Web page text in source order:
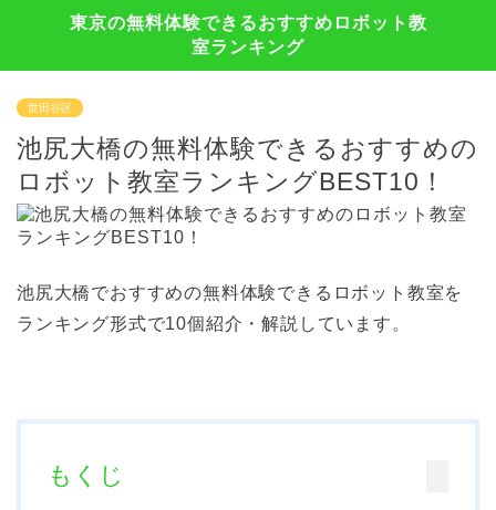
東京の無料体験できるおすすめロボット教
室ランキング
世田谷区
池尻大橋の無料体験できるおすすめの
ロボット教室ランキングBEST10！
池尻大橋でおすすめの無料体験できるロボット教室を
ランキング形式で10個紹介・解説しています。
もくじ